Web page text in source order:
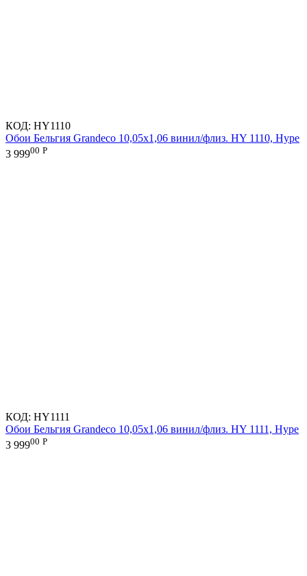
КОД: HY1110
Обои Бельгия Grandeco 10,05х1,06 винил/флиз. HY 1110, Hype
3 99900 Р
КОД: HY1111
Обои Бельгия Grandeco 10,05х1,06 винил/флиз. HY 1111, Hype
3 99900 Р